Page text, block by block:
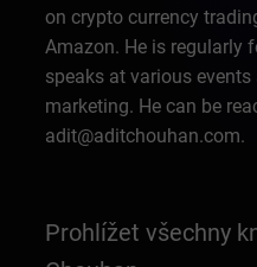
on crypto currency
Amazon. He is regularly
speaks at various
marketing. He can be
adit@aditchouhan.com.
Prohlížet všechny